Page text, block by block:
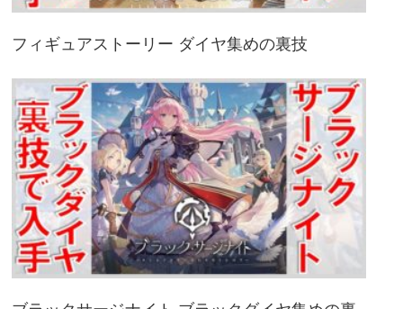
フィギュアストーリー ダイヤ集めの裏技